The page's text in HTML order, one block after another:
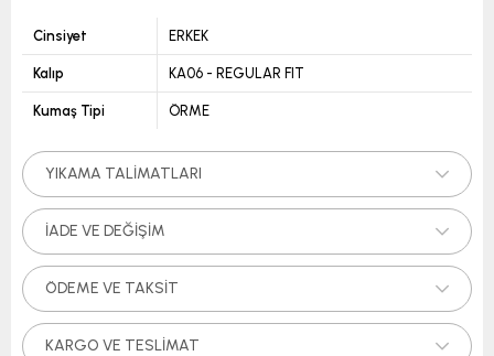
Cinsiyet ERKEK
Kalıp KA06 - REGULAR FIT
Kumaş Tipi ÖRME
YIKAMA TALIMATLARI
İADE VE DEĞIŞIM
ÖDEME VE TAKSIT
KARGO VE TESLIMAT